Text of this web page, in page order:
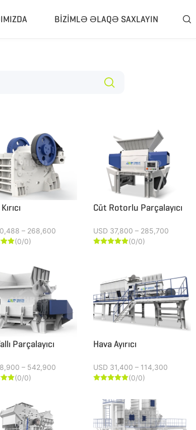
Hava Ayırıcı
BIZIMLƏ ƏLAQƏ SAXLAYIN 
– 268,600
(0/0)
Cüt Rotorlu Parçalayıcı
USD 37,800 – 285,700
(0/0)
Parçalayıcı
– 542,900
(0/0)
Hava Ayırıcı
USD 31,400 – 114,300
(0/0)